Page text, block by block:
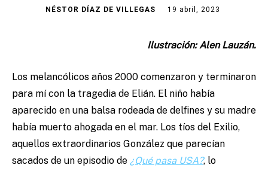
NÉSTOR DÍAZ DE VILLEGAS 19 abril, 2023
Ilustración: Alen Lauzán.
Los melancólicos años 2000 comenzaron y terminaron
para mí con la tragedia de Elián. El niño había
aparecido en una balsa rodeada de delfines y su madre
había muerto ahogada en el mar. Los tíos del Exilio,
aquellos extraordinarios González que parecían
sacados de un episodio de ¿Qué pasa USA?, lo